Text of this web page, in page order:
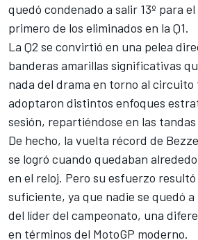
quedó condenado a salir 13º para
primero de los eliminados en la Q1.
La Q2 se convirtió en una pelea
banderas amarillas significativas
nada del drama en torno al circuito
adoptaron distintos enfoques
sesión, repartiéndose en las
De hecho, la vuelta récord de
se logró cuando quedaban
en el reloj. Pero su esfuerzo resultó
suficiente, ya que nadie se quedó a
del líder del campeonato, una
en términos del MotoGP moderno.